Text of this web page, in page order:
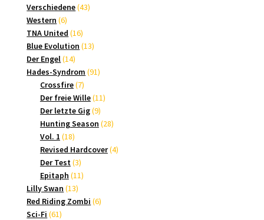
Produkt
Verschiedene 4343
Western 66
Produkte
TNA United 1616
Produkte
Blue Evolution 1313
Der Engel 1414
Produkte
Hades-Syndrom 9191
Crossfire 77
Produkte
Der freie Wille 1111
Der letzte Gig 99
Produkte
Hunting Season 2828
Vol. 1 1818
Produkte
Revised Hardcover 44
Der Test 33
Produkte
Epitaph 1111
Lilly Swan 1313
Produkte
Red Riding Zombi 66
Sci-Fi 6161